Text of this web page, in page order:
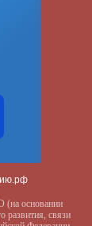
(на основании
развития, связи